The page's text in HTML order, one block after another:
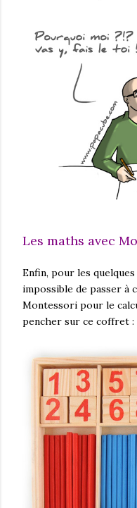
Les maths avec
Enfin, pour les
impossible de passer à
Montessori pour le
pencher sur ce coffret :